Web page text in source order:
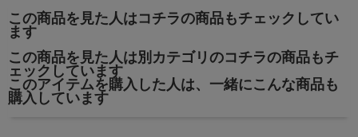
この商品を見た人はコチラの商品もチェックしてい
ます
この商品を見た人は別カテゴリのコチラの商品もチ
ェックしています
このアイテムを購入した人は、一緒にこんな商品も
購入しています